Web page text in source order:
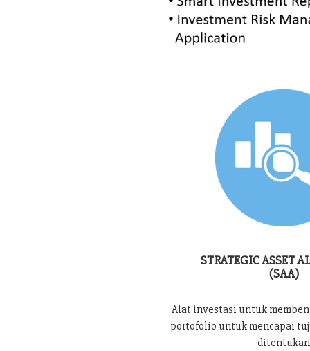
STRATEGIC ASSET
(SAA)
Alat investasi untuk
portofolio untuk mencapai
ditentukan